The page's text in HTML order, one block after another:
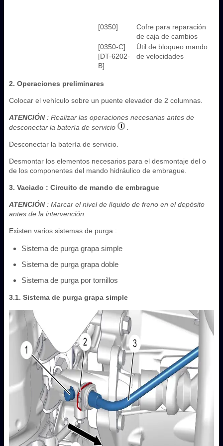
[0350]
Cofre para reparación
de caja de cambios
[0350-C]
[DT-6202-
B]
Útil de bloqueo mando
de velocidades
2. Operaciones preliminares
Colocar el vehículo sobre un puente elevador de 2 columnas.
ATENCIÓN: Realizar las operaciones necesarias antes de
desconectar la batería de servicio
Desconectar la batería de servicio.
Desmontar los elementos necesarios para el desmontaje del o
de los componentes del mando hidráulico de embrague.
3. Vaciado : Circuito de mando de embrague
ATENCIÓN: Marcar el nivel de líquido de freno en el depósito
antes de la intervención.
Existen varios sistemas de purga :
Sistema de purga grapa simple
Sistema de purga grapa doble
Sistema de purga por tornillos
3.1. Sistema de purga grapa simple